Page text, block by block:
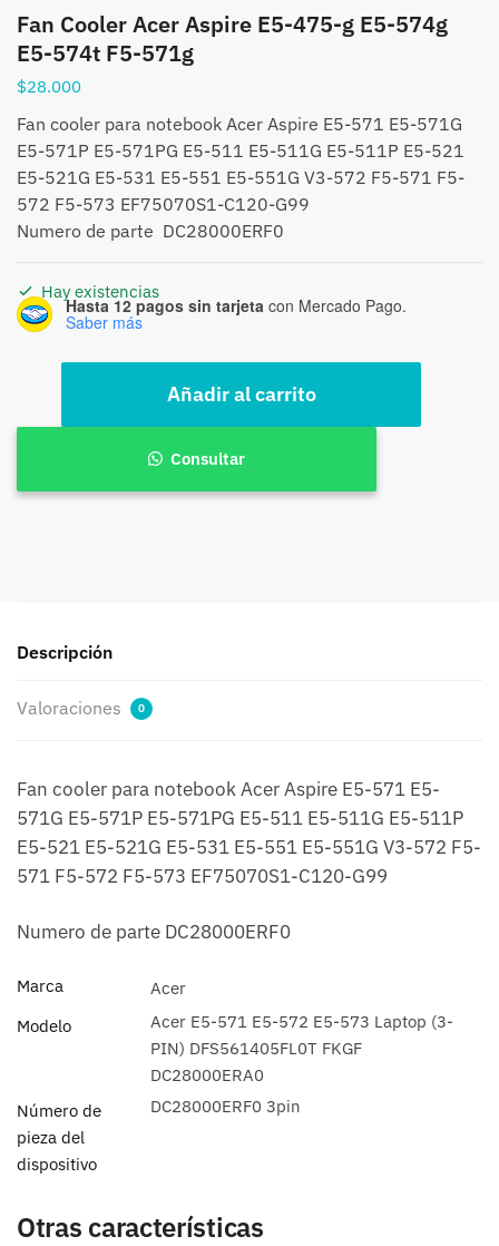
Fan Cooler Acer Aspire E5-475-g E5-574g
E5-574t F5-571g
$28.000
Fan cooler para notebook Acer Aspire E5-571 E5-571G
E5-571P E5-571PG E5-511 E5-511G E5-511P E5-521
E5-521G E5-531 E5-551 E5-551G V3-572 F5-571 F5-
572 F5-573 EF75070S1-C120-G99
Numero de parte DC28000ERF0
Hay existencias
Hasta 12 pagos sin tarjeta con Mercado Pago.
Saber más
Acer
574t
Añadir al carrito
Consultar
Descripción
Valoraciones 0
Fan cooler para notebook Acer Aspire E5-571 E5-
571G E5-571P E5-571PG E5-511 E5-511G E5-511P
E5-521 E5-521G E5-531 E5-551 E5-551G V3-572 F5-
571 F5-572 F5-573 EF75070S1-C120-G99
Numero de parte DC28000ERF0
Marca
Acer
Modelo
Acer E5-571 E5-572 E5-573 Laptop (3-
PIN) DFS561405FL0T FKGF
DC28000ERA0
Número de
pieza del
dispositivo
DC28000ERF0 3pin
Otras características